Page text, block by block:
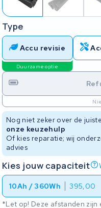
Type
Accu revisie
Duurzame optie
Nog niet zeker over de
onze keuzehulp
Of kies reparatie; wij
advies
Kies jouw capaciteit
10Ah / 360Wh 395,00
*Let op! Deze afstanden zijn